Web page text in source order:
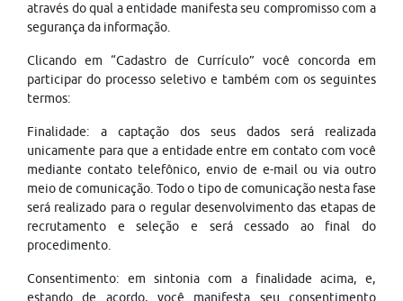
através do qual a entidade manifesta seu compromisso com a
segurança da informação.
Clicando em “Cadastro de Currículo” você concorda em
participar do processo seletivo e também com os seguintes
termos:
Finalidade: a captação dos seus dados será realizada
unicamente para que a entidade entre em contato com você
mediante contato telefônico, envio de e-mail ou via outro
meio de comunicação. Todo o tipo de comunicação nesta fase
será realizado para o regular desenvolvimento das etapas de
recrutamento e seleção e será cessado ao final do
procedimento.
Consentimento: em sintonia com a finalidade acima, e,
estando de acordo, você manifesta seu consentimento